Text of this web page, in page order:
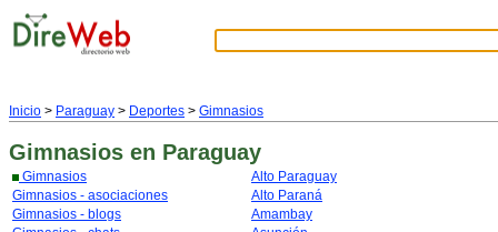
Inicio > Paraguay > Deportes > Gimnasios
Gimnasios en Paraguay
Gimnasios
Gimnasios - asociaciones
Gimnasios - blogs
Alto Paraguay
Alto Paraná
Amambay